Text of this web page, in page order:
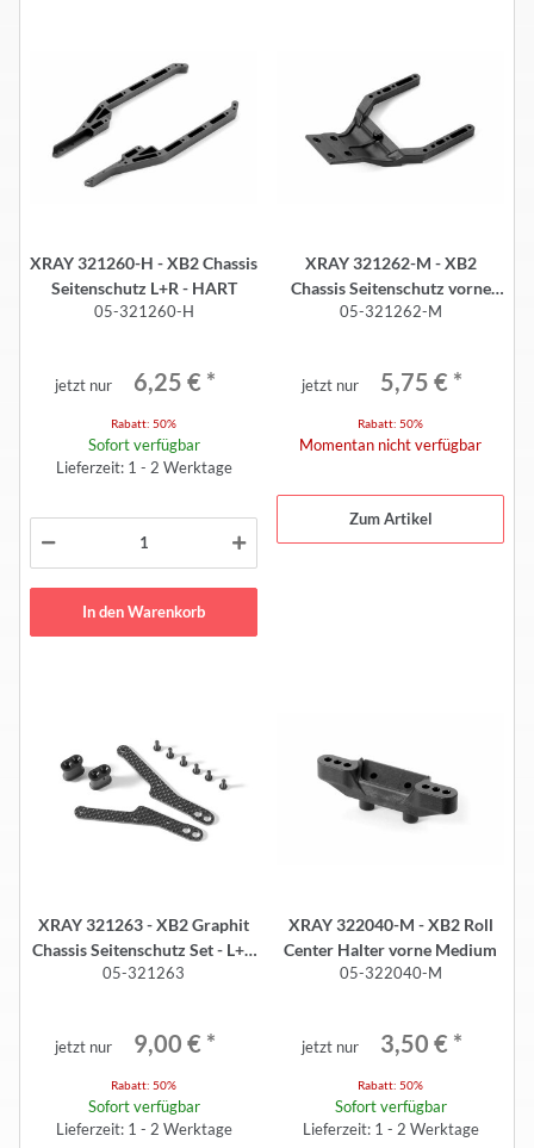
XRAY 321260-H - XB2 Chassis
Seitenschutz L+R - HART
05-321260-H
jetzt nur 6,25 € *
Rabatt: 50%
Sofort verfügbar
Lieferzeit: 1 - 2 Werktage
In den Warenkorb
XRAY 321262-M - XB2
Chassis Seitenschutz vorne
unten Medium
05-321262-M
jetzt nur 5,75 € *
Rabatt: 50%
Momentan nicht verfügbar
Zum Artikel
XRAY 321263 - XB2 Graphit
Chassis Seitenschutz Set - L+R
- Kohlefaser
05-321263
jetzt nur 9,00 € *
Rabatt: 50%
Sofort verfügbar
Lieferzeit: 1 - 2 Werktage
XRAY 322040-M - XB2 Roll
Center Halter vorne Medium
05-322040-M
jetzt nur 3,50 € *
Rabatt: 50%
Sofort verfügbar
Lieferzeit: 1 - 2 Werktage